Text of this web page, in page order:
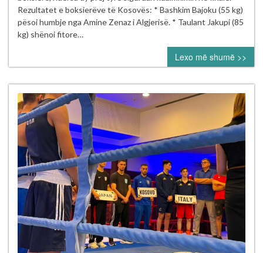
sigurojnë
finalen
Turneun
Ndërkombëtar
“Mustafa
Hajrulahović
–
Rezultatet e boksierëve të Kosovës: * Bashkim Bajoku (55 kg)
pësoi humbje nga Amine Zenaz i Algjerisë. * Taulant Jakupi (85
kg) shënoi fitore…
Lexo më shumë >>